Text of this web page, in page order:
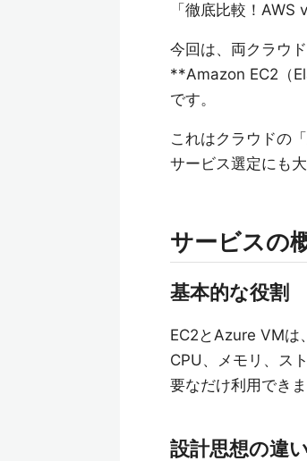
「徹底比較！AWS
今回は、両クラウ
**Amazon EC2（
です。
これはクラウドの
サービス選定にも
サービスの
基本的な役割
EC2とAzure VMは
CPU、メモリ、ス
要なだけ利用できま
設計思想の違